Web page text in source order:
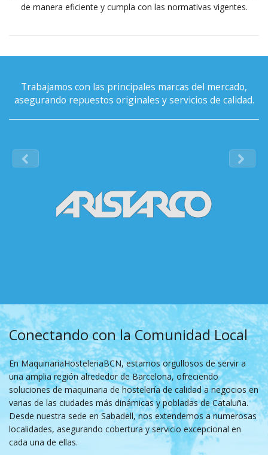
de manera eficiente y cumpla con las normativas vigentes.
Trabajamos con las principales marcas del mercado,
asegurando repuestos originales y servicios de calidad.
Conectando con la Comunidad Local
En MaquinariaHosteleriaBCN, estamos orgullosos de servir a
una amplia región alrededor de Barcelona, ofreciendo
soluciones de maquinaria de hostelería de calidad a negocios en
varias de las ciudades más dinámicas y pobladas de Cataluña.
Desde nuestra sede en Sabadell, nos extendemos a numerosas
localidades, asegurando cobertura y servicio excepcional en
cada una de ellas.